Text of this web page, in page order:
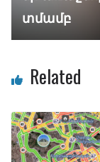
տմամբ
Related